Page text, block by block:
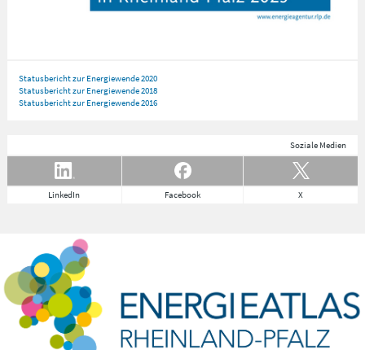
Statusbericht zur Energiewende 2020
Statusbericht zur Energiewende 2018
Statusbericht zur Energiewende 2016
Soziale Medien
LinkedIn Facebook X